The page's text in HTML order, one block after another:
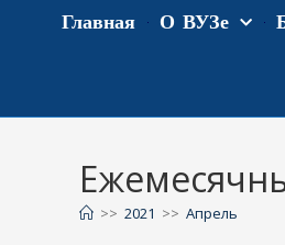
Главная О ВУЗе
>> 2021 >> Апрель